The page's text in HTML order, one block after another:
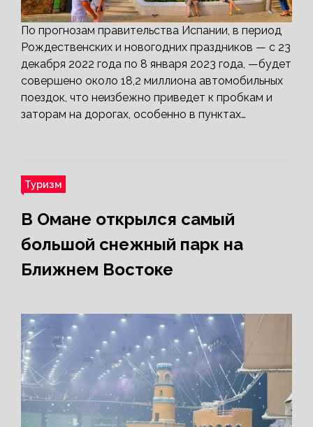
По прогнозам правительства Испании, в период
Рождественских и новогодних праздников — с 23
декабря 2022 года по 8 января 2023 года, —будет
совершено около 18,2 миллиона автомобильных
поездок, что неизбежно приведет к пробкам и
заторам на дорогах, особенно в пунктах…
Туризм
В Омане открылся самый
большой снежный парк на
Ближнем Востоке